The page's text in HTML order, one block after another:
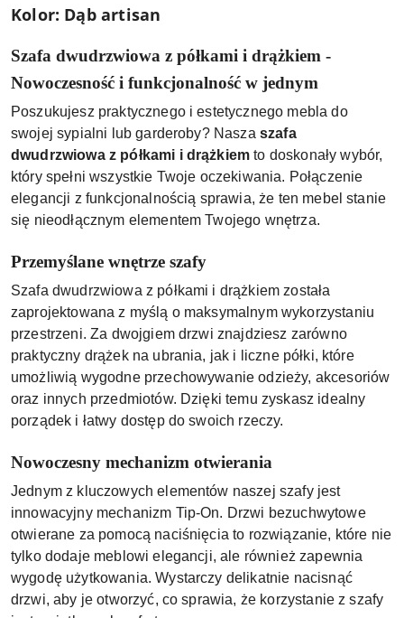
Kolor: Dąb artisan
Szafa dwudrzwiowa z półkami i drążkiem -
Nowoczesność i funkcjonalność w jednym
Poszukujesz praktycznego i estetycznego mebla do
swojej sypialni lub garderoby? Nasza szafa
dwudrzwiowa z półkami i drążkiem to doskonały wybór,
który spełni wszystkie Twoje oczekiwania. Połączenie
elegancji z funkcjonalnością sprawia, że ten mebel stanie
się nieodłącznym elementem Twojego wnętrza.
Przemyślane wnętrze szafy
Szafa dwudrzwiowa z półkami i drążkiem została
zaprojektowana z myślą o maksymalnym wykorzystaniu
przestrzeni. Za dwojgiem drzwi znajdziesz zarówno
praktyczny drążek na ubrania, jak i liczne półki, które
umożliwią wygodne przechowywanie odzieży, akcesoriów
oraz innych przedmiotów. Dzięki temu zyskasz idealny
porządek i łatwy dostęp do swoich rzeczy.
Nowoczesny mechanizm otwierania
Jednym z kluczowych elementów naszej szafy jest
innowacyjny mechanizm Tip-On. Drzwi bezuchwytowe
otwierane za pomocą naciśnięcia to rozwiązanie, które nie
tylko dodaje meblowi elegancji, ale również zapewnia
wygodę użytkowania. Wystarczy delikatnie nacisnąć
drzwi, aby je otworzyć, co sprawia, że korzystanie z szafy